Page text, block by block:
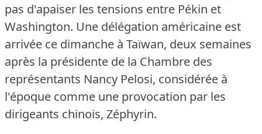
pas d'apaiser les tensions entre Pékin et
Washington. Une délégation américaine est
arrivée ce dimanche à Taïwan, deux semaines
après la présidente de la Chambre des
représentants Nancy Pelosi, considérée à
l'époque comme une provocation par les
dirigeants chinois, Zéphyrin.